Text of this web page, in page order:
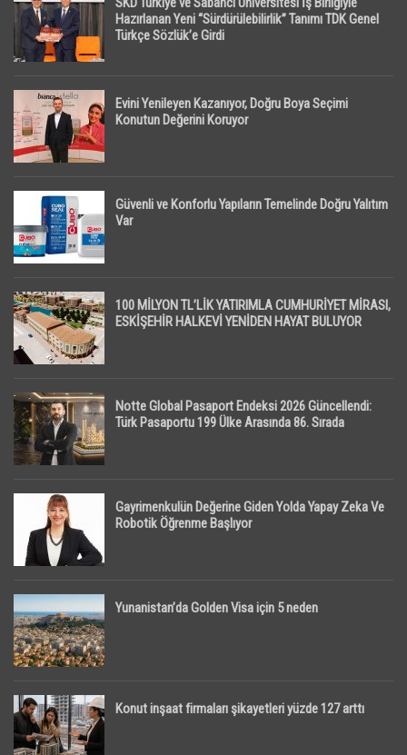
Hazırlanan Yeni “Sürdürülebilirlik” Tanımı TDK Genel
Türkçe Sözlük’e Girdi
Evini Yenileyen Kazanıyor, Doğru Boya Seçimi
Konutun Değerini Koruyor
Güvenli ve Konforlu Yapıların Temelinde Doğru Yalıtım
Var
100 MİLYON TL’LİK YATIRIMLA CUMHURİYET MİRASI,
ESKİŞEHİR HALKEVİ YENİDEN HAYAT BULUYOR
Notte Global Pasaport Endeksi 2026 Güncellendi:
Türk Pasaportu 199 Ülke Arasında 86. Sırada
Gayrimenkulün Değerine Giden Yolda Yapay Zeka Ve
Robotik Öğrenme Başlıyor
Yunanistan’da Golden Visa için 5 neden
Konut inşaat firmaları şikayetleri yüzde 127 arttı